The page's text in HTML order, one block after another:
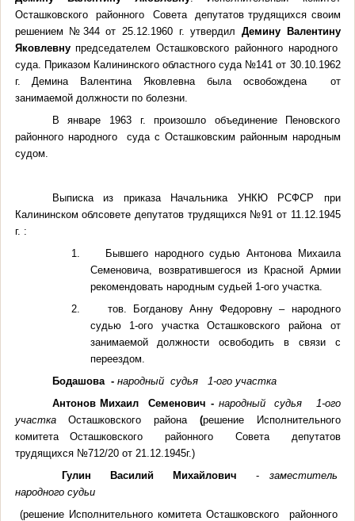
Осташковского районного Совета депутатов трудящихся своим
решением №344 от 25.12.1960 г. утвердил Демину Валентину
Яковлевнупредседателем Осташковского районного народного
суда. Приказом Калининского областного суда №141 от 30.10.1962
г.
Демина Валентина Яковлевна была освобождена от
занимаемой должности по болезни.
В январе 1963 г. произошло объединение Пеновского
районного народного суда с Осташковским районным народным
судом.
Выписка из приказа Начальника УНКЮ РСФСР при
Калининском облсовете депутатов трудящихся №91 от 11.12.1945
г. :
1.
Бывшего народного судью Антонова Михаила
Семеновича, возвратившегося из Красной Армии
рекомендовать народным судьей 1-ого участка.
2.
тов. Богданову Анну Федоровну – народного
судью 1-ого участка Осташковского района от
занимаемой должности освободить в связи с
переездом.
Бодашова - народный судья 1-ого участка
Антонов Михаил Семенович - народный судья 1-ого
участкаОсташковского района (решение Исполнительного
комитета Осташковского районного Совета депутатов
трудящихся №712/20 от 21.12.1945г.)
Гулин Василий Михайлович - заместитель
народного судьи
(решение Исполнительного комитета Осташковского районного